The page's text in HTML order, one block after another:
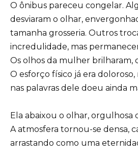
O ônibus pareceu congelar.
desviaram o olhar,
tamanha grosseria. Outros
incredulidade, mas
Os olhos da mulher brilharam,
O esforço físico já era
nas palavras dele doeu ainda
Ela abaixou o olhar, orgulhosa
A atmosfera tornou-se densa,
arrastando como uma